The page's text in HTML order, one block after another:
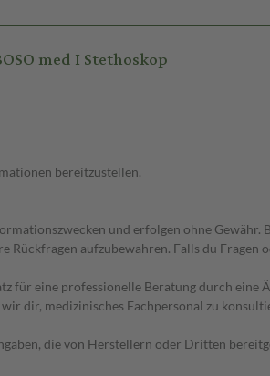
med I Stethoskop
bereitzustellen.
und erfolgen ohne
Rückfragen aufzubewahren. Falls du
für eine professionelle Beratung durch
dir, medizinisches Fachpersonal zu
die von Herstellern oder Dritten